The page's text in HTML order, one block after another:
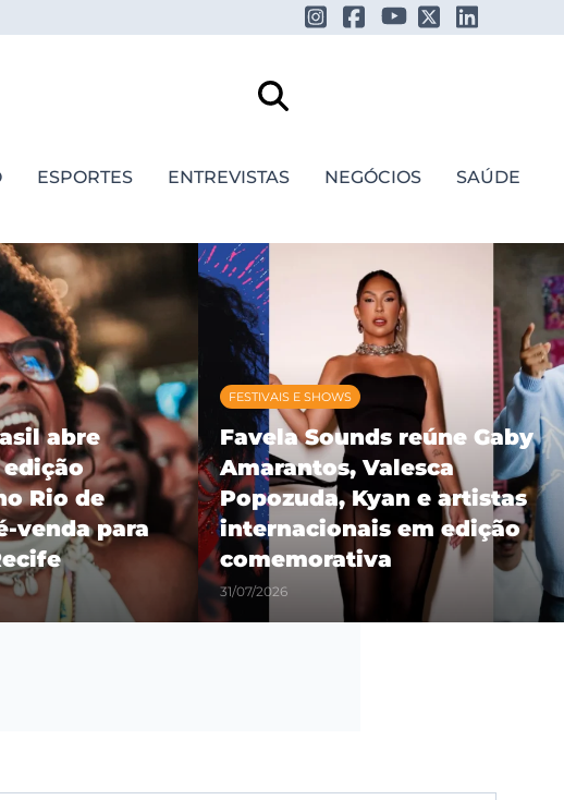
ESPORTES ENTREVISTAS NEGÓCIOS SAÚDE
abre
edição
Rio de
venda para
FESTIVAIS E SHOWS
Favela Sounds reúne Gaby
Amarantos, Valesca
Popozuda, Kyan e artistas
internacionais em edição
comemorativa
31/07/2026